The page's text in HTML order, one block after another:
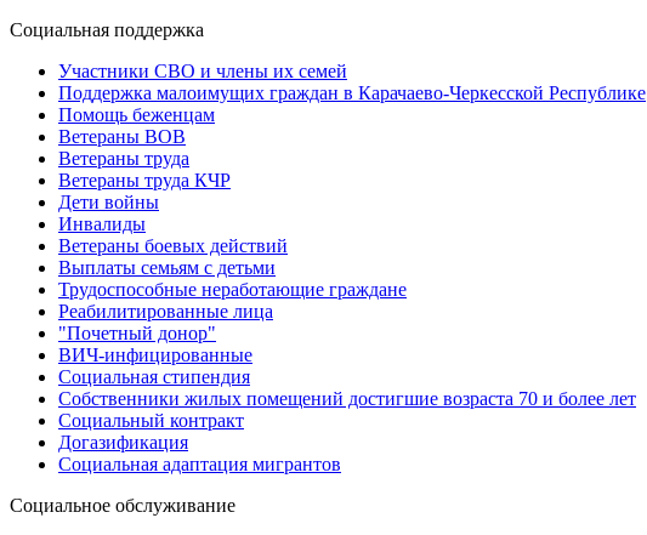
Социальная поддержка
Участники СВО и члены их семей
Поддержка малоимущих граждан в Карачаево-Черкесской Республике
Помощь беженцам
Ветераны ВОВ
Ветераны труда
Ветераны труда КЧР
Дети войны
Инвалиды
Ветераны боевых действий
Выплаты семьям с детьми
Трудоспособные неработающие граждане
Реабилитированные лица
"Почетный донор"
ВИЧ-инфицированные
Социальная стипендия
Собственники жилых помещений достигшие возраста 70 и более лет
Социальный контракт
Догазификация
Социальная адаптация мигрантов
Социальное обслуживание